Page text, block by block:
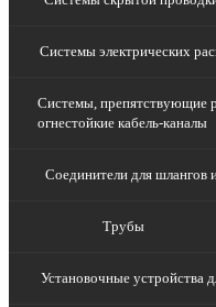
Системы электрических
Системы, препятствующие
огнестойкие кабель-каналы
Соединители для шлангов
Трубы
Установочные устройства